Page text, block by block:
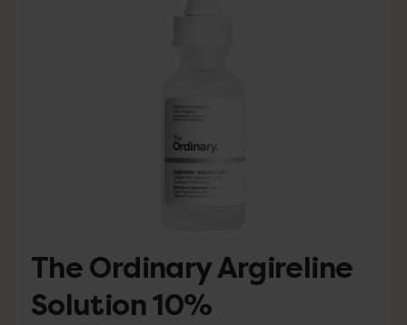
The Ordinary Argireline
Solution 10%